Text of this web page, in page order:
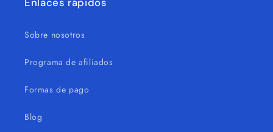
Sobre nosotros
Programa de afiliados
Formas de pago
Blog